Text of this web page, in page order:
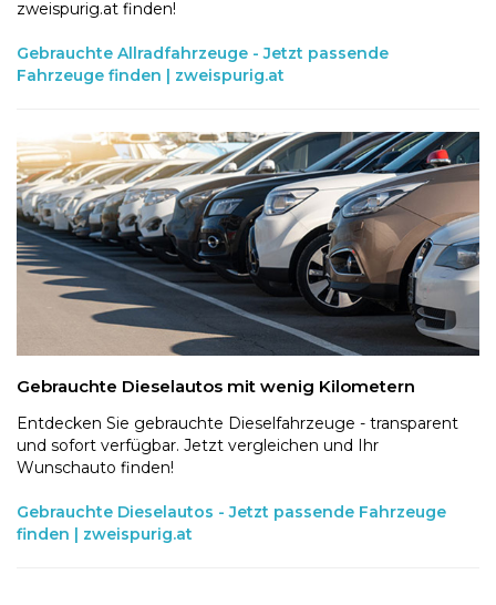
zweispurig.at finden!
Gebrauchte Allradfahrzeuge - Jetzt passende
Fahrzeuge finden | zweispurig.at
Gebrauchte Dieselautos mit wenig Kilometern
Entdecken Sie gebrauchte Dieselfahrzeuge - transparent
und sofort verfügbar. Jetzt vergleichen und Ihr
Wunschauto finden!
Gebrauchte Dieselautos - Jetzt passende Fahrzeuge
finden | zweispurig.at